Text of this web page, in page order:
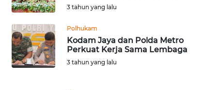
3 tahun yang lalu
Polhukam
Kodam Jaya dan Polda Metro
Perkuat Kerja Sama Lembaga
3 tahun yang lalu
DEPOK
WN
TAPANULI